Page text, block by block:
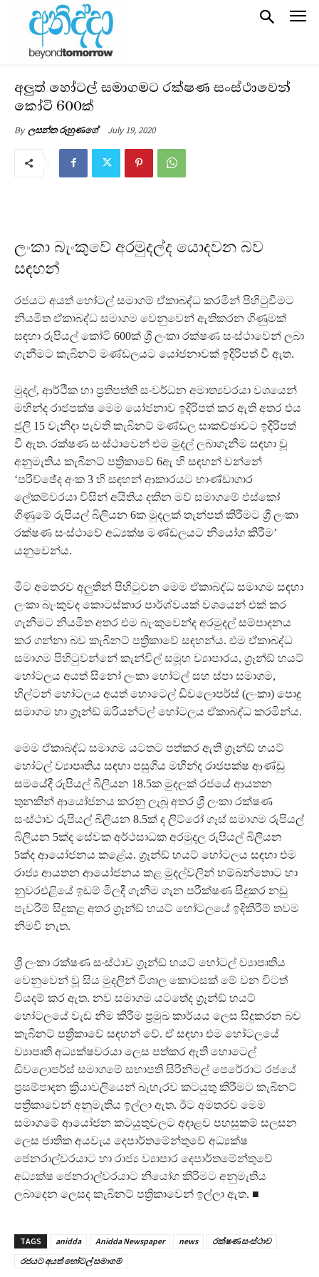
අලුත් හෝටල් සමාගමට රක්ෂණ සංස්ථාවෙන්
කෝටි 600ක්
By ලසන්ත රුහුණගේ July 19, 2020
ලංකා බැංකුවේ අරමුදල්ද යොදවන බව
සඳහන්
රජයට අයත් හෝටල් සමාගම් ඒකාබද්ධ කරමින් පිහිටුවීමට
නියමිත ඒකාබද්ධ සමාගම වෙනුවෙන් ඇතිකරන ගිණුමක්
සඳහා රුපියල් කෝටි 600ක් ශ්‍රී ලංකා රක්ෂණ සංස්ථාවෙන් ලබා
ගැනීමට කැබිනට් මණ්ඩලයට යෝජනාවක් ඉදිරිපත් වී ඇත.
මුදල්, ආර්ථික හා ප්‍රතිපත්ති සංවර්ධන අමාත්‍යවරයා වශයෙන්
මහින්ද රාජපක්ෂ මෙම යෝජනාව ඉදිරිපත් කර ඇති අතර එය
ජුලි 15 වැනිදා පැවති කැබිනට් මණ්ඩල සාකච්ඡාවට ඉදිරිපත්
වී ඇත. රක්ෂණ සංස්ථාවෙන් එම මුදල් ලබාගැනීම සඳහා වූ
අනුමැතිය කැබිනට් පත්‍රිකාවේ 6ඇ හි සඳහන් වන්නේ
‘පරිච්ඡේද අංක 3 හි සඳහන් ආකාරයට භාණ්ඩාගාර
ලේකම්වරයා විසින් අයිතිය දකින මව් සමාගමේ එස්කෝ
ගිණුමේ රුපියල් බිලියන 6ක මුදලක් තැන්පත් කිරීමට ශ්‍රී ලංකා
රක්ෂණ සංස්ථාවේ අධ්‍යක්ෂ මණ්ඩලයට නියෝග කිරීම’
යනුවෙන්ය.
මීට අමතරව අලුතින් පිහිටුවන මෙම ඒකාබද්ධ සමාගම සඳහා
ලංකා බැංකුවද කොටස්කාර පාර්ශ්වයක් වශයෙන් එක් කර
ගැනීමට නියමිත අතර එම බැංකුවෙන්ද අරමුදල් සම්පාදනය
කර ගන්නා බව කැබිනට් පත්‍රිකාවේ සඳහන්ය. එම ඒකාබද්ධ
සමාගම පිහිටුවන්නේ කැන්විල් සමූහ ව්‍යාපාරය, ග්‍රෑන්ඞ් හයට්
හෝටලය අයත් සිනෝ ලංකා හෝටල් සහ ස්පා සමාගම,
හිල්ටන් හෝටලය අයත් හොටෙල් ඩිවලොපර්ස් (ලංකා) පොදු
සමාගම හා ග්‍රෑන්ඞ් ඔරියන්ටල් හෝටලය ඒකාබද්ධ කරමින්ය.
මෙම ඒකාබද්ධ සමාගම යටතට පත්කර ඇති ග්‍රෑන්ඞ් හයට්
හෝටල් ව්‍යාපෘතිය සඳහා පසුගිය මහින්ද රාජපක්ෂ ආණ්ඩු
සමයේදී රුපියල් බිලියන 18.5ක මුදලක් රජයේ ආයතන
තුනකින් ආයෝජනය කරනු ලැබූ අතර ශ්‍රී ලංකා රක්ෂණ
සංස්ථාව රුපියල් බිලියන 8.5ක් ද ලිට්රෝ ගෑස් සමාගම රුපියල්
බිලියන 5ක්ද සේවක අර්ථසාධක අරමුදල රුපියල් බිලියන
5ක්ද ආයෝජනය කළේය. ග්‍රෑන්ඞ් හයට් හෝටලය සඳහා එම
රාජ්‍ය ආයතන ආයෝජනය කළ මුදල්වලින් හම්බන්තොට හා
නුවරඑළියේ ඉඩම් මිලදී ගැනීම ගැන පරීක්ෂණ සිදුකර නඩු
පැවරීම් සිදුකළ අතර ග්‍රෑන්ඞ් හයට් හෝටලයේ ඉදිකිරීම් තවම
නිමවී නැත.
ශ්‍රී ලංකා රක්ෂණ සංස්ථාව ග්‍රෑන්ඞ් හයට් හෝටල් ව්‍යාපෘතිය
වෙනුවෙන් වූ සිය මුදලින් විශාල කොටසක් මේ වන විටත්
වියදම් කර ඇත. නව සමාගම යටතේද ග්‍රෑන්ඞ් හයට්
හෝටලයේ වැඩ නිම කිරීම ප්‍රමුඛ කාර්යය ලෙස සිදුකරන බව
කැබිනට් පත්‍රිකාවේ සඳහන් වේ. ඒ සඳහා එම හෝටලයේ
ව්‍යාපෘති අධ්‍යක්ෂවරයා ලෙස පත්කර ඇති හොටෙල්
ඩිවලොපර්ස් සමාගමේ සභාපති සිරිනිමල් පෙරේරාට රජයේ
ප්‍රසම්පාදන ක්‍රියාවලියෙන් බැහැරව කටයුතු කිරීමට කැබිනට්
පත්‍රිකාවෙන් අනුමැතිය ඉල්ලා ඇත. ඊට අමතරව මෙම
සමාගමේ ආයෝජන කටයුතුවලට අදාළව පහසුකම් සලසන
ලෙස ජාතික අයවැය දෙපාර්තමේන්තුවේ අධ්‍යක්ෂ
ජෙනරාල්වරයාට හා රාජ්‍ය ව්‍යාපාර දෙපාර්තමේන්තුවේ
අධ්‍යක්ෂ ජෙනරාල්වරයාට නියෝග කිරිමට අනුමැතිය
ලබාදෙන ලෙසද කැබිනට් පත්‍රිකාවෙන් ඉල්ලා ඇත. ■
TAGS anidda Anidda Newspaper news
රක්ෂණ සංස්ථාව
රජයට අයත් හෝටල් සමාගම්